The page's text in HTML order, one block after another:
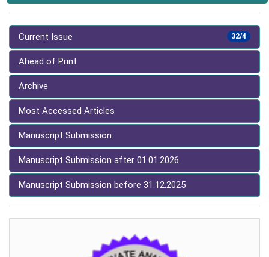
32/4
Current Issue
Ahead of Print
Archive
Most Accessed Articles
Manuscript Submission
Manuscript Submission after 01.01.2026
Manuscript Submission before 31.12.2025